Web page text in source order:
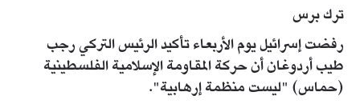
ترك برس
رفضت إسرائيل يوم الأربعاء تأكيد الرئيس التركي رجب
طيب أردوغان أن حركة المقاومة الإسلامية الفلسطينية
(حماس) "ليست منظمة إرهابية".